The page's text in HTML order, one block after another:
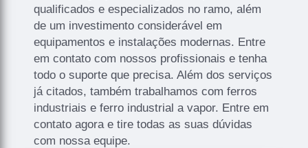
qualificados e especializados no ramo, além
de um investimento considerável em
equipamentos e instalações modernas. Entre
em contato com nossos profissionais e tenha
todo o suporte que precisa. Além dos serviços
já citados, também trabalhamos com ferros
industriais e ferro industrial a vapor. Entre em
contato agora e tire todas as suas dúvidas
com nossa equipe.